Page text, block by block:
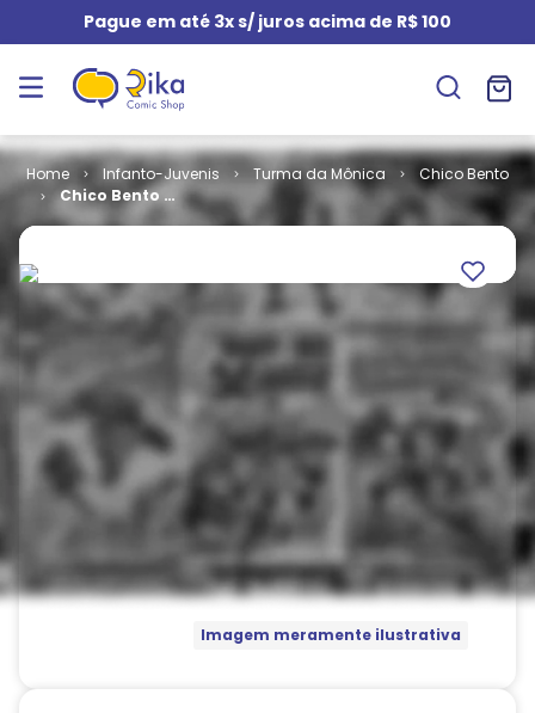
Pague em até 3x s/ juros acima de R$ 100
Infanto-Juvenis Turma da Mônica
Chico Bento
Chico Bento #
91
Imagem meramente ilustrativa